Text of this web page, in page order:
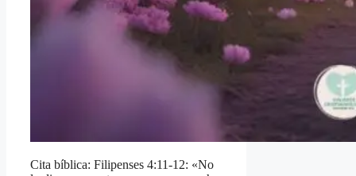
Cita bíblica: Filipenses 4:11-12: «No